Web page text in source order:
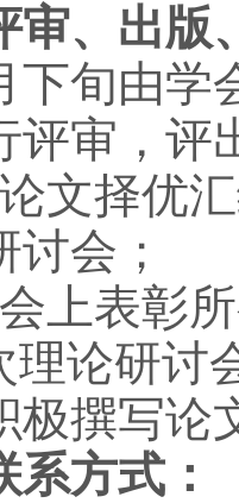
审、出版
下旬由学
评审，评
文择优
会；
上表彰
理论研讨
极撰写论
系方式：